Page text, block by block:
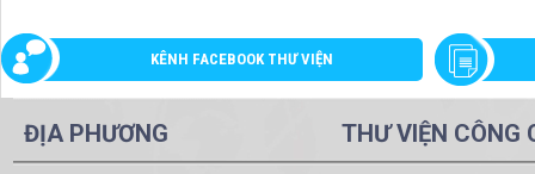
KÊNH FACEBOOK THƯ VIỆN
ĐỊA PHƯƠNG THƯ VIỆN CÔNG